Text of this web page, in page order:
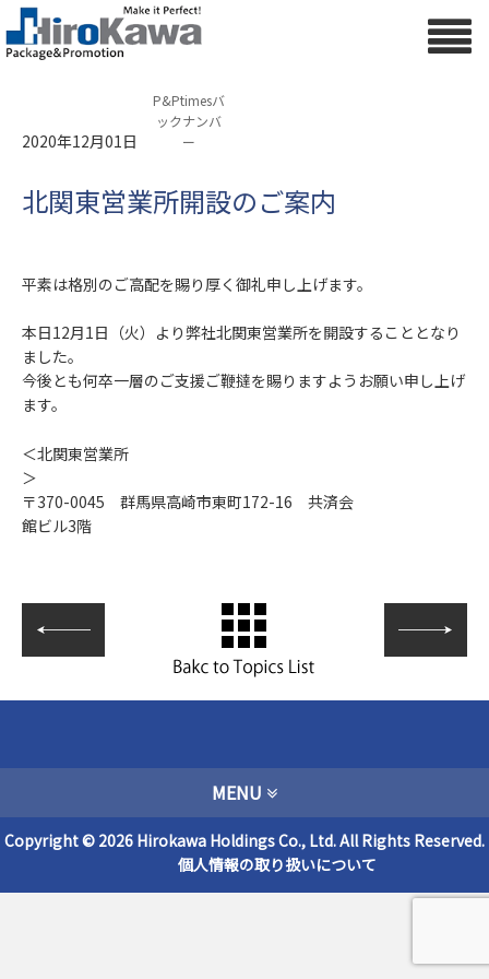
2020年12月01日
P&Ptimesバ
ックナンバ
ー
北関東営業所開設のご案内
平素は格別のご高配を賜り厚く御礼申し上げます。
本日12月1日（火）より弊社北関東営業所を開設することとなり
ました。
今後とも何卒一層のご支援ご鞭撻を賜りますようお願い申し上げ
ます。
＜北関東営業所
＞
〒370-0045 群馬県高崎市東町172-16 共済会
館ビル3階
MENU
Copyright © 2026 Hirokawa Holdings Co., Ltd. All Rights Reserved.
個人情報の取り扱いについて